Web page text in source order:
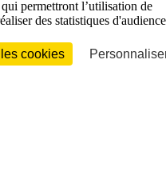
Industries
permettront l’utilisation de
des statistiques d'audience
cookies